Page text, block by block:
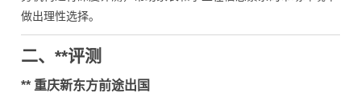
做出理性选择。
二、**评测
** 重庆新东方前途出国